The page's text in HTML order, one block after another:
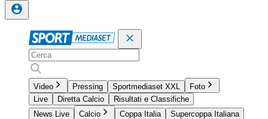
Video Pressing Sportmediaset XXL
Foto
Live
Diretta Calcio
Risultati e Classifiche
News Live
Calcio Coppa Italia
Supercoppa Italiana